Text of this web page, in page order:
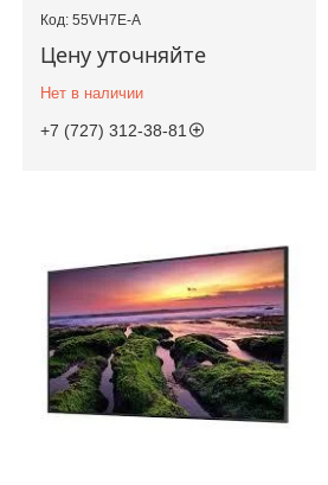
55VH7E-A
Цену уточняйте
Нет в наличии
+7 (727) 312-38-81